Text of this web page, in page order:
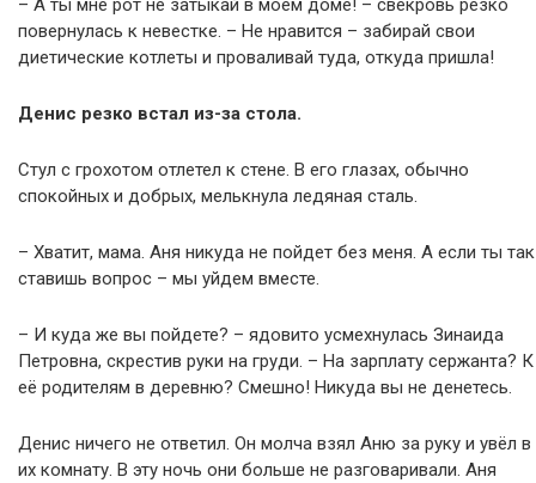
– А ты мне рот не затыкай в моём доме! – свекровь резко
повернулась к невестке. – Не нравится – забирай свои
диетические котлеты и проваливай туда, откуда пришла!
Денис резко встал из-за стола.
Стул с грохотом отлетел к стене. В его глазах, обычно
спокойных и добрых, мелькнула ледяная сталь.
– Хватит, мама. Аня никуда не пойдет без меня. А если ты так
ставишь вопрос – мы уйдем вместе.
– И куда же вы пойдете? – ядовито усмехнулась Зинаида
Петровна, скрестив руки на груди. – На зарплату сержанта? К
её родителям в деревню? Смешно! Никуда вы не денетесь.
Денис ничего не ответил. Он молча взял Аню за руку и увёл в
их комнату. В эту ночь они больше не разговаривали. Аня